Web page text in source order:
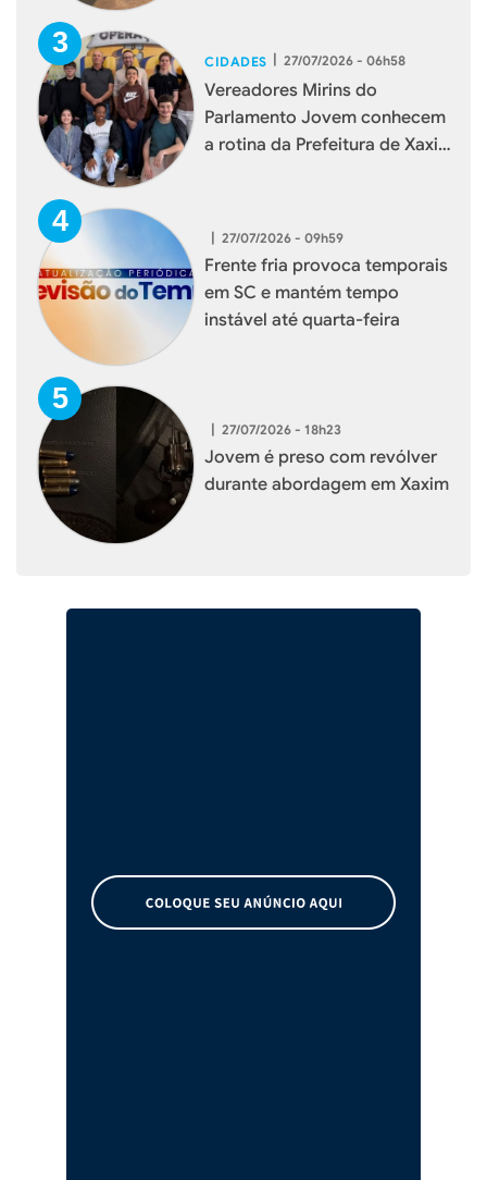
CIDADES | 27/07/2026 - 06h58
Vereadores Mirins do
Parlamento Jovem conhecem
a rotina da Prefeitura de Xaxim
| 27/07/2026 - 09h59
Frente fria provoca temporais
em SC e mantém tempo
instável até quarta-feira
| 27/07/2026 - 18h23
Jovem é preso com revólver
durante abordagem em Xaxim